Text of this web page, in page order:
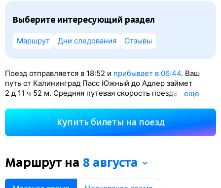
Выберите интересующий раздел
Маршрут Дни следования Отзывы
Поезд отправляется в 18:52 и прибывает в 06:44. Ваш
путь от Калининград Пасс Южный до Адлер займет
2 д 11 ч 52 м. Средняя путевая скорость поезда — 48 км/
Вы проедете 2871 км. На этом маршруте будет 43
остановки. Самая продолжительная стоянка поезда
на станции Воронеж-1 — 60 минут.
eще
Купить билеты на поезд
Маршрут на 8 августа